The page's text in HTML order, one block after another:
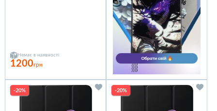
Немає в наявності
1200грн
-20% -20%